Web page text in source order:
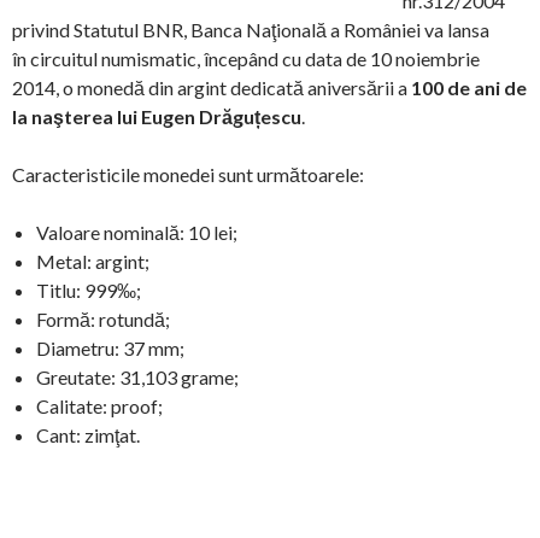
privind Statutul BNR, Banca Naţională a României va lansa
în circuitul numismatic, începând cu data de 10 noiembrie
2014, o monedă dinargintdedicată aniversării a 100 de ani de
la naşterea lui Eugen Drăguțescu.
Caracteristicile monedei sunt următoarele:
Valoare nominală: 10 lei;
Metal: argint;
Titlu: 999‰;
Formă: rotundă;
Diametru: 37mm;
Greutate: 31,103grame;
Calitate: proof;
Cant: zimţat.